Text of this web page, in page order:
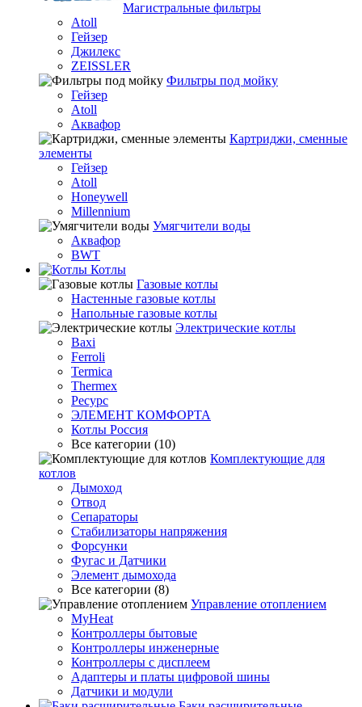
Магистральные фильтры
Atoll
Гейзер
Джилекс
ZEISSLER
Фильтры под мойку
Гейзер
Atoll
Аквафор
Картриджи, сменные
элементы
Гейзер
Atoll
Honeywell
Millennium
Умягчители воды
Аквафор
BWT
Котлы
Гaзовые котлы
Настенные газовые котлы
Напольные газовые котлы
Электрические котлы
Baxi
Ferroli
Termica
Thermex
Ресурс
ЭЛЕМЕНТ КОМФОРТА
Котлы Россия
Все категории (10)
Комплектующие для
котлов
Дымоход
Отвод
Сепараторы
Стабилизаторы напряжения
Форсунки
Фугас и Датчики
Элемент дымохода
Все категории (8)
Управление отоплением
MyHeat
Контроллеры бытовые
Контроллеры инженерные
Контроллеры с дисплеем
Адаптеры и платы цифровой шины
Датчики и модули